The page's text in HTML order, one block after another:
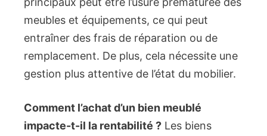
meubles et équipements, ce qui peut
entraîner des frais de réparation ou de
remplacement. De plus, cela nécessite une
gestion plus attentive de l’état du mobilier.
Comment l’achat d’un bien meublé
impacte-t-il la rentabilité ? Les biens